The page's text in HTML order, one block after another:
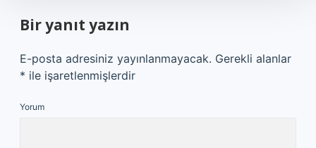
Bir yanıt yazın
E-posta adresiniz yayınlanmayacak. Gerekli alanlar
* ile işaretlenmişlerdir
Yorum